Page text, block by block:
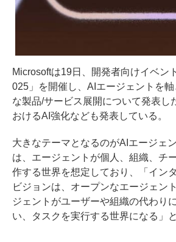
Microsoftは19日、開発者向けイベン
025」を開催し、AIエージェントを
な製品/サービス展開について発表し
おけるAI強化なども発表している。
大きなテーマとなるのがAIエージェ
は、エージェントが個人、組織、チ
作する世界を想定しており、「イン
ビジョンは、オープンなエージェン
ジェントがユーザーや組織の代わり
い、タスクを実行する世界になる」